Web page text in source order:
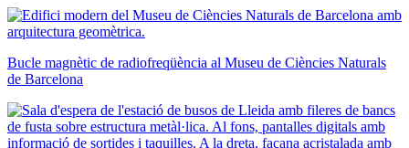
Bucle magnètic de radiofreqüència al Museu de Ciències Naturals
de Barcelona